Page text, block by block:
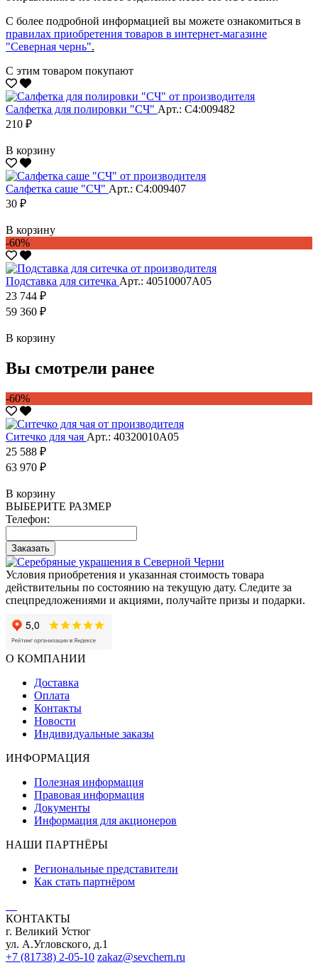
С более подробной информацией вы можете ознакомиться в
правилах приобретения товаров в интернет-магазине
"Северная чернь".
С этим товаром покупают
Салфетка для полировки "CЧ" Арт.: С4:009482
210 ₽
В корзину
Салфетка саше "CЧ" Арт.: С4:009407
30 ₽
В корзину
-60%
Подставка для ситечка Арт.: 40510007А05
23 744 ₽
59 360 ₽
В корзину
Вы смотрели ранее
-60%
Ситечко для чая Арт.: 40320010А05
25 588 ₽
63 970 ₽
В корзину
ВЫБЕРИТЕ РАЗМЕР
Телефон:
Заказать
Условия приобретения и указанная стоимость товара
действительны по состоянию на текущую дату. Следите за
спецпредложениями и акциями, получайте призы и подарки.
О КОМПАНИИ
Доставка
Оплата
Контакты
Новости
Индивидуальные заказы
ИНФОРМАЦИЯ
Полезная информация
Правовая информация
Документы
Информация для акционеров
НАШИ ПАРТНЁРЫ
Региональные представители
Как стать партнёром
КОНТАКТЫ
г. Великий Устюг
ул. А.Угловского, д.1
+7 (81738) 2-05-10 zakaz@sevchern.ru